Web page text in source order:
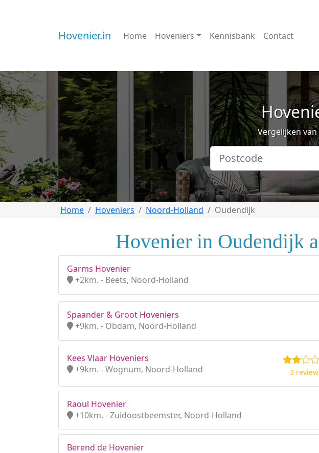
Hovenier.in Home Hoveniers Kennisbank Contact
Vergelijken
Home Hoveniers Noord-Holland Oudendijk
Hovenier in Oudendijk
Garms Hovenier
+2km. - Beets, Noord-Holland
Spaander & Groot Hoveniers
+9km. - Obdam, Noord-Holland
Kees Vlaar Hoveniers
+9km. - Wognum, Noord-Holland
3
Raoul Hovenier
+10km. - Zuidoostbeemster, Noord-Holland
Berend de Hovenier